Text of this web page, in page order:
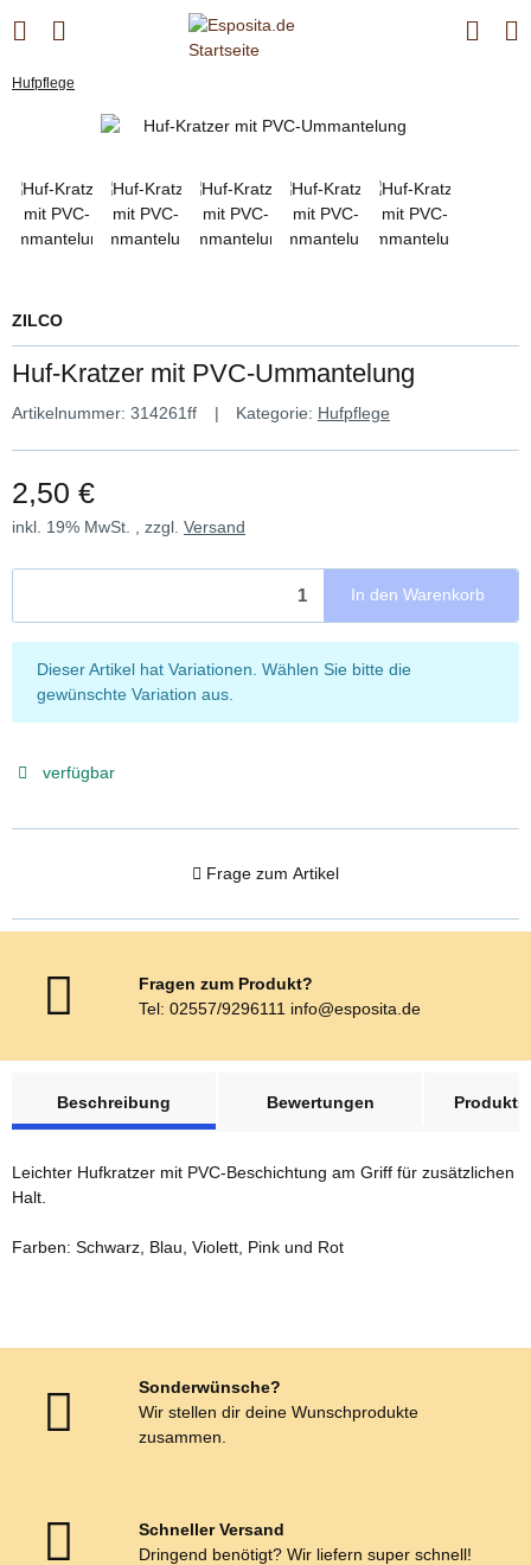
Hufpflege
ZILCO
Huf-Kratzer mit PVC-Ummantelung
Artikelnummer: 314261ff Kategorie: Hufpflege
2,50 €
inkl. 19% MwSt. , zzgl. Versand
In den Warenkorb
x
Dieser Artikel hat Variationen. Wählen Sie bitte die
gewünschte Variation aus.
verfügbar
Frage zum Artikel
Fragen zum Produkt?
Tel: 02557/9296111 info@esposita.de
Beschreibung
Bewertungen
Leichter Hufkratzer mit PVC-Beschichtung am Griff für zusätzlichen
Halt.
Farben: Schwarz, Blau, Violett, Pink und Rot
Sonderwünsche?
Wir stellen dir deine Wunschprodukte
zusammen.
Schneller Versand
Dringend benötigt? Wir liefern super schnell!